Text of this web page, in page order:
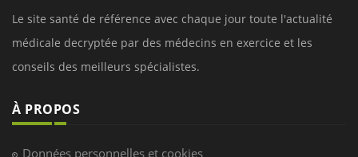
Le site santé de référence avec chaque jour toute l'actualité
médicale decryptée par des médecins en exercice et les
conseils des meilleurs spécialistes.
À PROPOS
Données personnelles et cookies